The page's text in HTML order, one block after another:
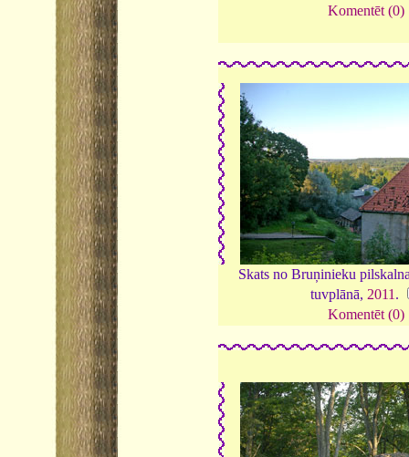
Komentēt (0)
Skats no Bruņinieku
tuvplānā, 2011 .
Komentēt (0)